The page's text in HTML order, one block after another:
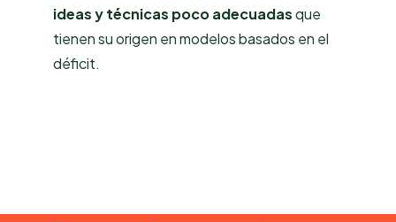
ideas y técnicas poco adecuadasque
tienen su origen en modelos basados en el
déficit.